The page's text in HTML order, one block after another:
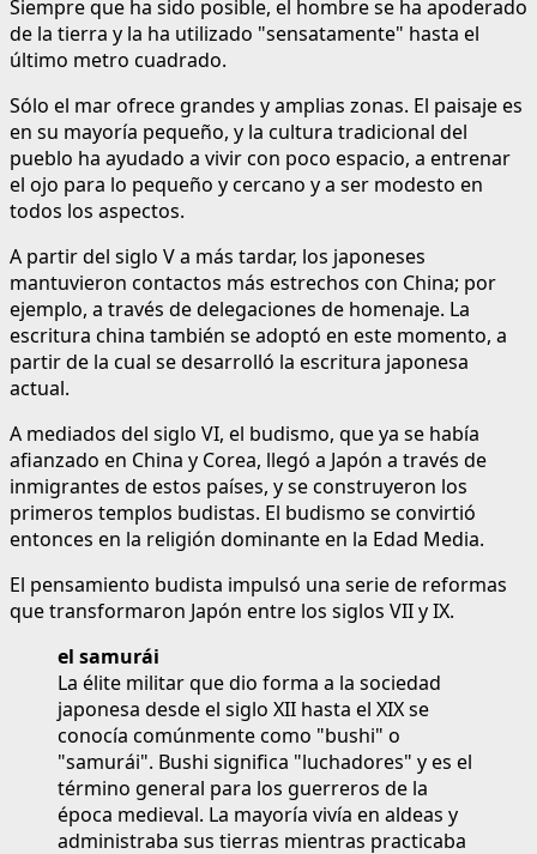
Siempre que ha sido posible, el hombre se ha apoderado
de la tierra y la ha utilizado "sensatamente" hasta el
último metro cuadrado.
Sólo el mar ofrece grandes y amplias zonas. El paisaje es
en su mayoría pequeño, y la cultura tradicional del
pueblo ha ayudado a vivir con poco espacio, a entrenar
el ojo para lo pequeño y cercano y a ser modesto en
todos los aspectos.
A partir del siglo V a más tardar, los japoneses
mantuvieron contactos más estrechos con China; por
ejemplo, a través de delegaciones de homenaje. La
escritura china también se adoptó en este momento, a
partir de la cual se desarrolló la escritura japonesa
actual.
A mediados del siglo VI, el budismo, que ya se había
afianzado en China y Corea, llegó a Japón a través de
inmigrantes de estos países, y se construyeron los
primeros templos budistas. El budismo se convirtió
entonces en la religión dominante en la Edad Media.
El pensamiento budista impulsó una serie de reformas
que transformaron Japón entre los siglos VII y IX.
el samurái
La élite militar que dio forma a la sociedad
japonesa desde el siglo XII hasta el XIX se
conocía comúnmente como "bushi" o
"samurái". Bushi significa "luchadores" y es el
término general para los guerreros de la
época medieval. La mayoría vivía en aldeas y
administraba sus tierras mientras practicaba